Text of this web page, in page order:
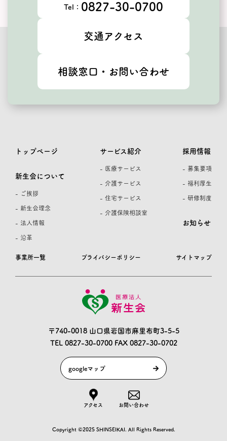
Tel： 0827-30-0700
交通アクセス
相談窓口・お問い合わせ
〒740-0018 山口県岩国市麻里布町3-5-5
TEL 0827-30-0700FAX 0827-30-0702
googleマップ
アクセス お問い合わせ
事業所一覧 プライバシーポリシー サイトマップ
トップページ
新生会について
- ご挨拶
- 新生会理念
- 法人情報
- 沿革
サービス紹介
- 医療サービス
- 介護サービス
- 住宅サービス
- 介護保険相談室
採用情報
- 募集要項
- 福利厚生
- 研修制度
お知らせ
Copyright ©2025 SHINSEIKAI. All Rights Reserved.